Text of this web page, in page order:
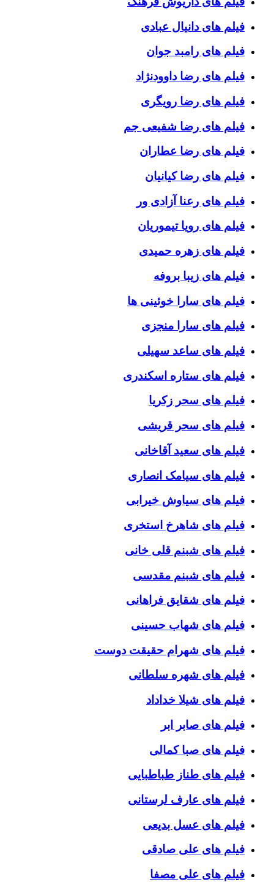
فیلم های دانیال عبادی
فیلم های رامبد جوان
فیلم های رضا داوودنژاد
فیلم های رضا رویگری
فیلم های رضا شفیعی جم
فیلم های رضا عطاران
فیلم های رضا کیانیان
فیلم های رعنا آزادی ور
فیلم های رویا تیموریان
فیلم های زهره حمیدی
فیلم های زیبا بروفه
فیلم های سارا خوئینی ها
فیلم های سارا منجزی
فیلم های ساعد سهیلی
فیلم های ستاره اسکندری
فیلم های سحر زکریا
فیلم های سحر قریشی
فیلم های سعید آقاخانی
فیلم های سیامک انصاری
فیلم های سیاوش خیرابی
فیلم های شاهرخ استخری
فیلم های شبنم قلی خانی
فیلم های شبنم مقدسی
فیلم های شقایق فراهانی
فیلم های شهاب حسینی
فیلم های شهرام حقیقت دوست
فیلم های شهره سلطانی
فیلم های شیلا خداداد
فیلم های صابر ابر
فیلم های صبا کمالی
فیلم های طناز طباطبایی
فیلم های عارف لرستانی
فیلم های عسل بدیعی
فیلم های علی صادقی
فیلم های علی مصفا